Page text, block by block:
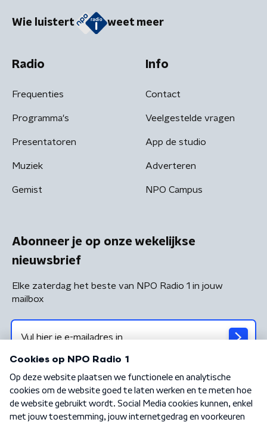
Wie luistert weet meer
Radio
Frequenties
Programma's
Presentatoren
Muziek
Gemist
Info
Contact
Veelgestelde vragen
App de studio
Adverteren
NPO Campus
Abonneer je op onze wekelijkse
nieuwsbrief
Elke zaterdag het beste van NPO Radio 1 in jouw
mailbox
Algemene voorwaarden